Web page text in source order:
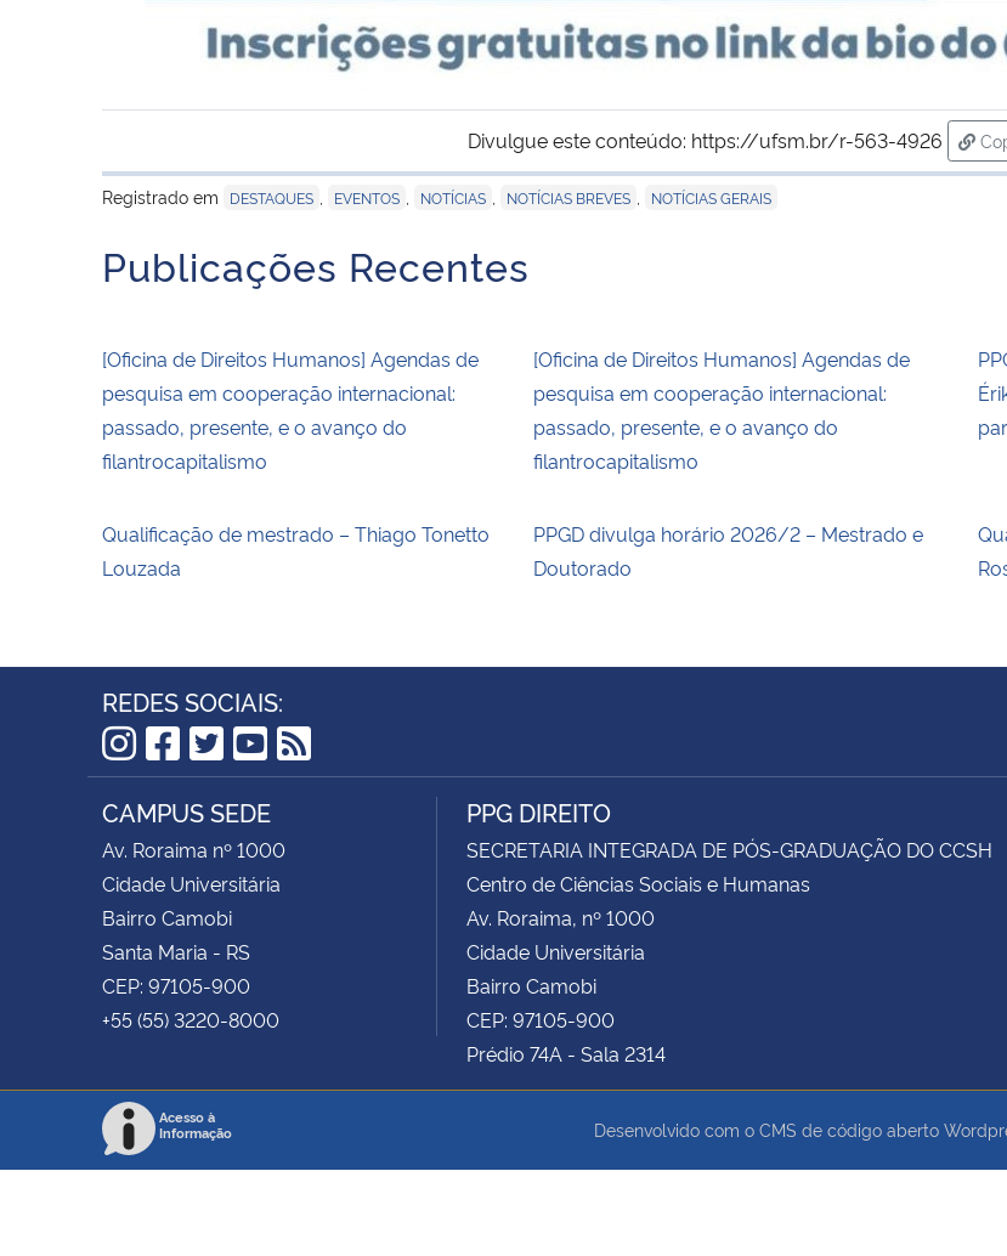
Divulgue este conteúdo: https://ufsm.br/r-563-4926
Registrado em
DESTAQUES EVENTOS NOTÍCIAS NOTÍCIAS BREVES NOTÍCIAS GERAIS
Publicações Recentes
[Oficina de Direitos Humanos] Agendas de
pesquisa em cooperação internacional:
passado, presente, e o avanço do
filantrocapitalismo
[Oficina de Direitos Humanos] Agendas de
pesquisa em cooperação internacional:
passado, presente, e o avanço do
filantrocapitalismo
Qualificação de mestrado – Thiago Tonetto
Louzada
PPGD divulga horário 2026/2 – Mestrado e
Doutorado
REDES SOCIAIS:
Instagram
Facebook
Twitter
YouTube
RSS
CAMPUS SEDE
Av. Roraima nº 1000
Cidade Universitária
Bairro Camobi
Santa Maria - RS
CEP: 97105-900
+55 (55) 3220-8000
PPG DIREITO
SECRETARIA INTEGRADA DE PÓS-GRADUAÇÃO DO CCSH
Centro de Ciências Sociais e Humanas
Av. Roraima, nº 1000
Cidade Universitária
Bairro Camobi
CEP: 97105-900
Prédio 74A - Sala 2314
Acesso à
Informação
Desenvolvido com o CMS de código aberto